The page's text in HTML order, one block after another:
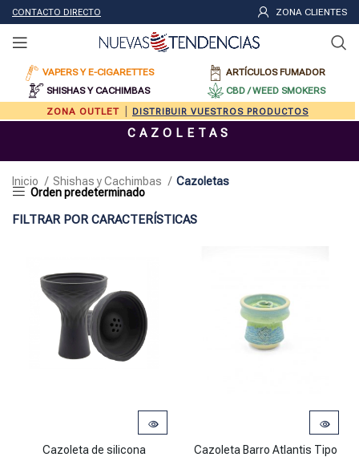
CONTACTO DIRECTO ZONA CLIENTES
VAPERS Y E-CIGARETTES
ARTÍCULOS FUMADOR
SHISHAS Y CACHIMBAS
CBD / WEED SMOKERS
ZONA OUTLET
DISTRIBUIR VUESTROS PRODUCTOS
CAZOLETAS
Inicio Shishas y Cachimbas Cazoletas
FILTRAR POR CARACTERÍSTICAS
Cazoleta de silicona tradicional cantidad
Cazoleta de silicona
Cazoleta Barro Atlantis Tipo
Cazoleta Barro Atlantis Tipo